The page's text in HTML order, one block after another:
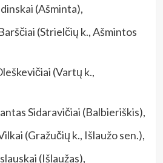
(Ašminta),
(Strielčių k., Ašmintos
(Vartų k.,
Sidaravičiai (Balbieriškis),
(Gražučių k., Išlaužo sen.),
(Išlaužas),